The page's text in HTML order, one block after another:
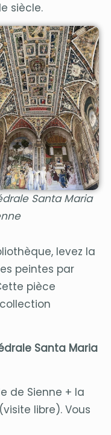
siècle.
Santa Maria
levez la
peintes par
pièce
Santa Maria
de Sienne + la
libre). Vous